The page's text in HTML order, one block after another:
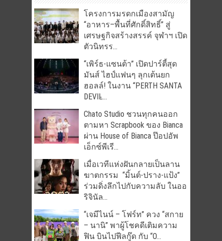
โครงการมรดกเมืองสามัญ
“อาหาร–พื้นที่ศักดิ์สิทธิ์” สู่
เศรษฐกิจสร้างสรรค์ จุฬาฯ เปิด
ตัวนิทรร...
“เพิร์ธ-แซนต้า” เปิดปาร์ตี้สุด
มันส์ ไฮป์แฟนๆ ลุกเต้นยก
ฮอลล์! ในงาน “PERTH SANTA
DEVIL̵...
Chato Studio ชวนทุกคนออก
ตามหา Scrapbook ของ Bianca
ผ่าน House of Bianca ป๊อปอัพ
เอ็กซ์พีเรี...
เมื่อเวทีแห่งฝันกลายเป็นลาน
ฆาตกรรม “มิ้นต์-ปราง-แป้ง”
ร่วมดิ่งลึกไปกับความลับ ในออ
ริจินัล...
“เจมีไนน์ – โฟร์ท” ควง “สกาย
– นานิ” พาผู้โชคดีเติมความ
ฟิน บินไปฟีลกู๊ด กับ “O...